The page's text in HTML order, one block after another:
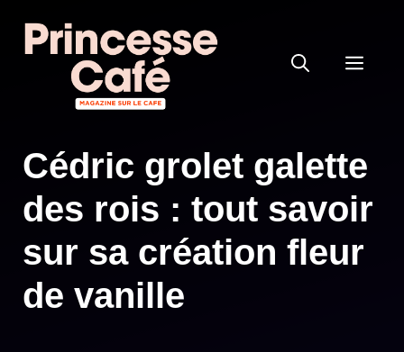
Cédric grolet galette
des rois : tout savoir
sur sa création fleur
de vanille